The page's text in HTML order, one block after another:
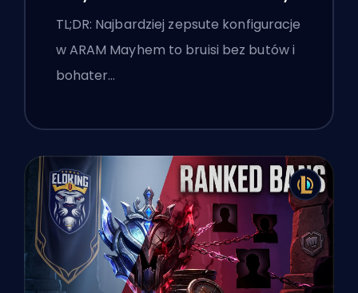
TL;DR: Najbardziej zepsute konfiguracje
w ARAM Mayhem to bruisi bez butów i
bohater…